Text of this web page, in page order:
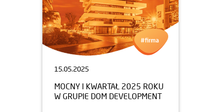
15.05.2025
MOCNY I KWARTAŁ 2025 ROKU
W GRUPIE DOM DEVELOPMENT